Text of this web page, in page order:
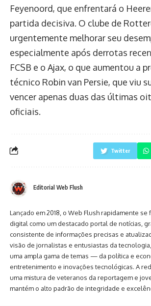
Feyenoord, que enfrentará o
partida decisiva. O clube de
urgentemente melhorar seu
especialmente após derrotas
FCSB e o Ajax, o que aumentou a
técnico Robin van Persie, que viu
vencer apenas duas das últimas
oficiais.
Twitter
Editorial Web Flush
Lançado em 2018, o Web Flush rapidamente se
digital como um destacado portal de notícias,
consistente de informações precisas e
visão de jornalistas e entusiastas da
uma ampla gama de temas — da política e
entretenimento e inovações tecnológicas. A
uma mistura de veteranos da reportagem e
mantém o alto padrão de integridade e